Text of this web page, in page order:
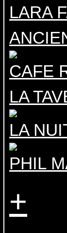
LARA
CAFE
LA
LA
PHIL
+